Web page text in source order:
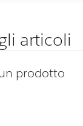
articoli
prodotto